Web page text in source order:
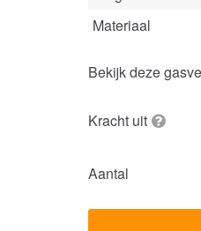
Materiaal
Bekijk deze
Kracht uit
Aantal